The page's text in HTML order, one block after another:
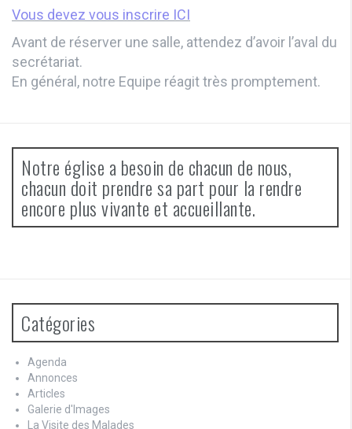
Vous devez vous inscrire ICI
Avant de réserver une salle, attendez d’avoir l’aval du
secrétariat.
En général, notre Equipe réagit très promptement.
Notre église a besoin de chacun de nous,
chacun doit prendre sa part pour la rendre
encore plus vivante et accueillante.
Catégories
Agenda
Annonces
Articles
Galerie d'Images
La Visite des Malades